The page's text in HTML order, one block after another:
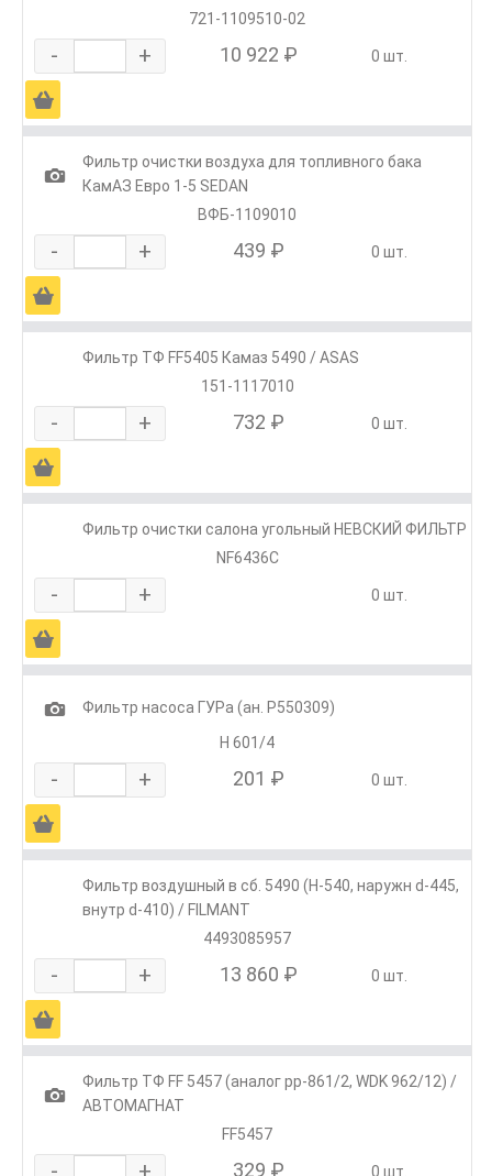
721-1109510-02
- + 10 922 ₽ 0 шт.
Ä
1
Фильтр очистки воздуха для топливного бака
КамАЗ Евро 1-5 SEDAN
ВФБ-1109010
- + 439 ₽ 0 шт.
Ä
Фильтр ТФ FF5405 Камаз 5490 / ASAS
151-1117010
- + 732 ₽ 0 шт.
Ä
Фильтр очистки салона угольный НЕВСКИЙ ФИЛЬТР
NF6436C
- + 0 шт.
Ä
1
Фильтр насоса ГУРа (ан. Р550309)
H 601/4
- + 201 ₽ 0 шт.
Ä
Фильтр воздушный в сб. 5490 (H-540, наружн d-445,
внутр d-410) / FILMANT
4493085957
- + 13 860 ₽ 0 шт.
Ä
1
Фильтр ТФ FF 5457 (аналог pp-861/2, WDK 962/12) /
АВТОМАГНАТ
FF5457
- + 329 ₽ 0 шт.